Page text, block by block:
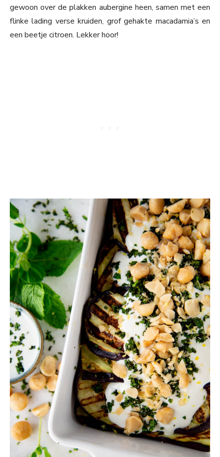
gewoon over de plakken aubergine heen, samen met een
flinke lading verse kruiden, grof gehakte macadamia’s en
een beetje citroen. Lekker hoor!